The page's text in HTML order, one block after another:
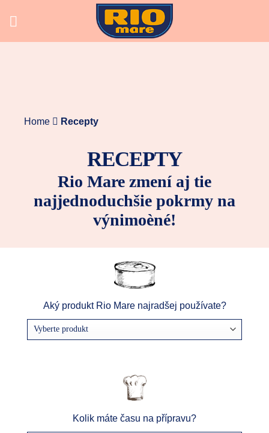
Home Recepty
RECEPTY
Rio Mare zmení aj tie
najjednoduchšie pokrmy na
výnimoèné!
Aký produkt Rio Mare najradšej používate?
Kolik máte času na přípravu?